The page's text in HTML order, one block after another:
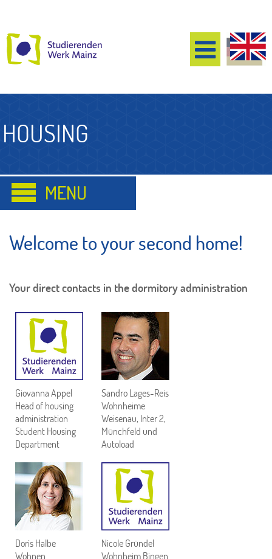
HOUSING
Welcome to your second home!
Your direct contacts in the dormitory administration
Giovanna Appel
Head of housing
administration
Student Housing
Department
Sandro Lages-Reis
Wohnheime
Weisenau, Inter 2,
Münchfeld und
Autoload
Doris Halbe
Wohnen
Nicole Gründel
Wohnheim Bingen